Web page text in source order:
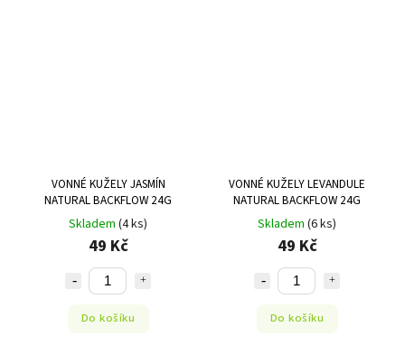
VONNÉ KUŽELY JASMÍN
NATURAL BACKFLOW 24G
Skladem (4 ks)
49 Kč
Do košíku
VONNÉ KUŽELY LEVANDULE
NATURAL BACKFLOW 24G
Skladem (6 ks)
49 Kč
Do košíku